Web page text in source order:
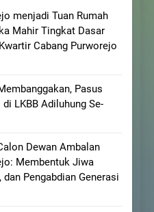
menjadi Tuan Rumah
Mahir Tingkat Dasar
Cabang Purworejo
Pasus
LKBB Adiluhung Se-
Dewan Ambalan
Membentuk Jiwa
Pengabdian Generasi